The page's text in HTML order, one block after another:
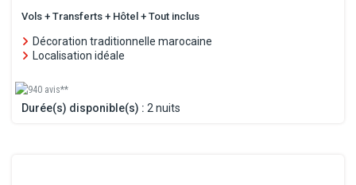
Vols + Transferts + Hôtel + Tout inclus
Décoration traditionnelle marocaine
Localisation idéale
940 avis**
Durée(s) disponible(s) : 2 nuits